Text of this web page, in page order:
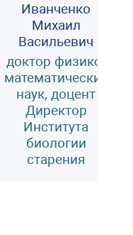
Иванченко
Михаил
Васильевич
доктор физико-
математических
наук, доцент
Директор
Института
биологии
старения